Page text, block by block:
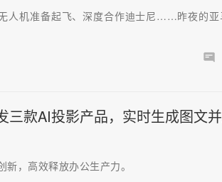
人机准备起飞、深度合作迪士尼……昨夜的亚
三款AI投影产品，实时生成图文
，高效释放办公生产力。